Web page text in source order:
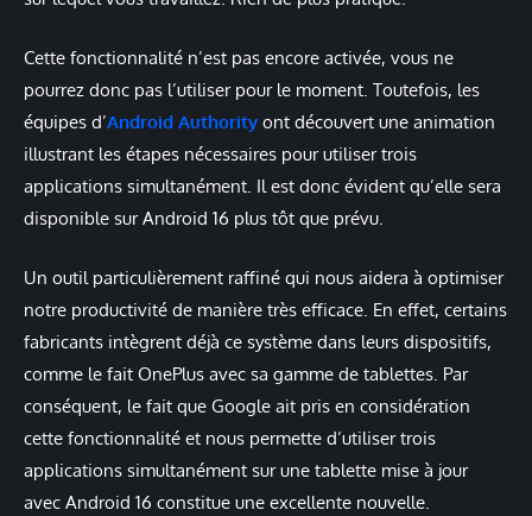
Cette fonctionnalité n’est pas encore activée, vous ne
pourrez donc pas l’utiliser pour le moment. Toutefois, les
équipes d’Android Authority ont découvert une animation
illustrant les étapes nécessaires pour utiliser trois
applications simultanément. Il est donc évident qu’elle sera
disponible sur Android 16 plus tôt que prévu.
Un outil particulièrement raffiné qui nous aidera à optimiser
notre productivité de manière très efficace. En effet, certains
fabricants intègrent déjà ce système dans leurs dispositifs,
comme le fait OnePlus avec sa gamme de tablettes. Par
conséquent, le fait que Google ait pris en considération
cette fonctionnalité et nous permette d’utiliser trois
applications simultanément sur une tablette mise à jour
avec Android 16 constitue une excellente nouvelle.